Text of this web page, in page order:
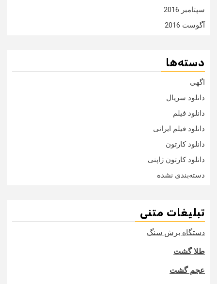
سپتامبر 2016
آگوست 2016
دسته‌ها
اگهی
دانلود سریال
دانلود فیلم
دانلود فیلم ایرانی
دانلود کارتون
دانلود کارتون ژاپنی
دسته‌بندی نشده
تبلیغات متنی
دستگاه برش سنگ
طلا گشت
عجم گشت